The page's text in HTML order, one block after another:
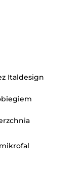
Italdesign